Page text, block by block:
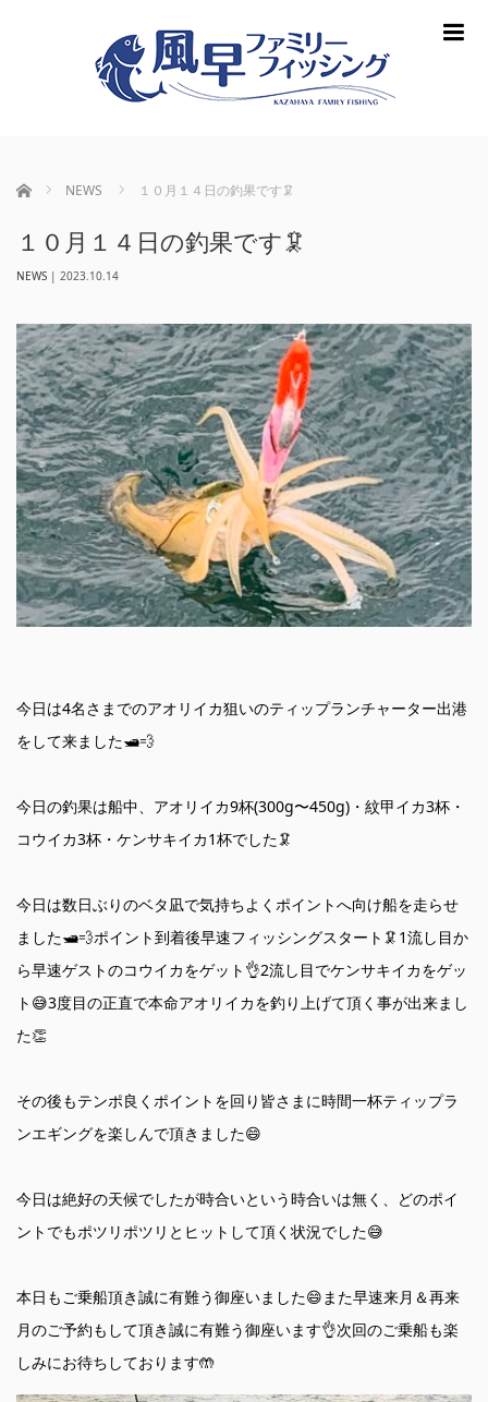
ホーム NEWS １０月１４日の釣果です🦑
１０月１４日の釣果です🦑
NEWS | 2023.10.14
今日は4名さまでのアオリイカ狙いのティップランチャーター出港
をして来ました🛥️💨
今日の釣果は船中、アオリイカ9杯(300g〜450g)・紋甲イカ3杯・
コウイカ3杯・ケンサキイカ1杯でした🦑
今日は数日ぶりのベタ凪で気持ちよくポイントへ向け船を走らせ
ました🛥️💨ポイント到着後早速フィッシングスタート🦑1流し目か
ら早速ゲストのコウイカをゲット👌2流し目でケンサキイカをゲッ
ト😅3度目の正直で本命アオリイカを釣り上げて頂く事が出来まし
た👏
その後もテンポ良くポイントを回り皆さまに時間一杯ティップラ
ンエギングを楽しんで頂きました😄
今日は絶好の天候でしたが時合いという時合いは無く、どのポイ
ントでもポツリポツリとヒットして頂く状況でした😅
本日もご乗船頂き誠に有難う御座いました😄また早速来月＆再来
月のご予約もして頂き誠に有難う御座います👌次回のご乗船も楽
しみにお待ちしております🤲